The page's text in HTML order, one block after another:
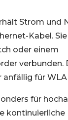
Strom und
Kabel.
oder einem
verbunden.
anfällig für
für
kontinuierliche